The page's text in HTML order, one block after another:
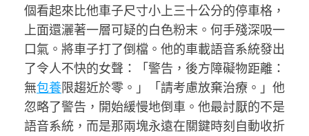
個看起來比他車子尺寸小上三十公分的停車格，
上面還灑著一層可疑的白色粉末。何手殘深吸一
口氣。將車子打了倒檔。他的車載語音系統發出
了令人不快的女聲：「警告，後方障礙物距離：
無包養限趨近於零。」「請考慮放棄治療。」他
忽略了警告，開始緩慢地倒車。他最討厭的不是
語音系統，而是那兩塊永遠在關鍵時刻自動收折